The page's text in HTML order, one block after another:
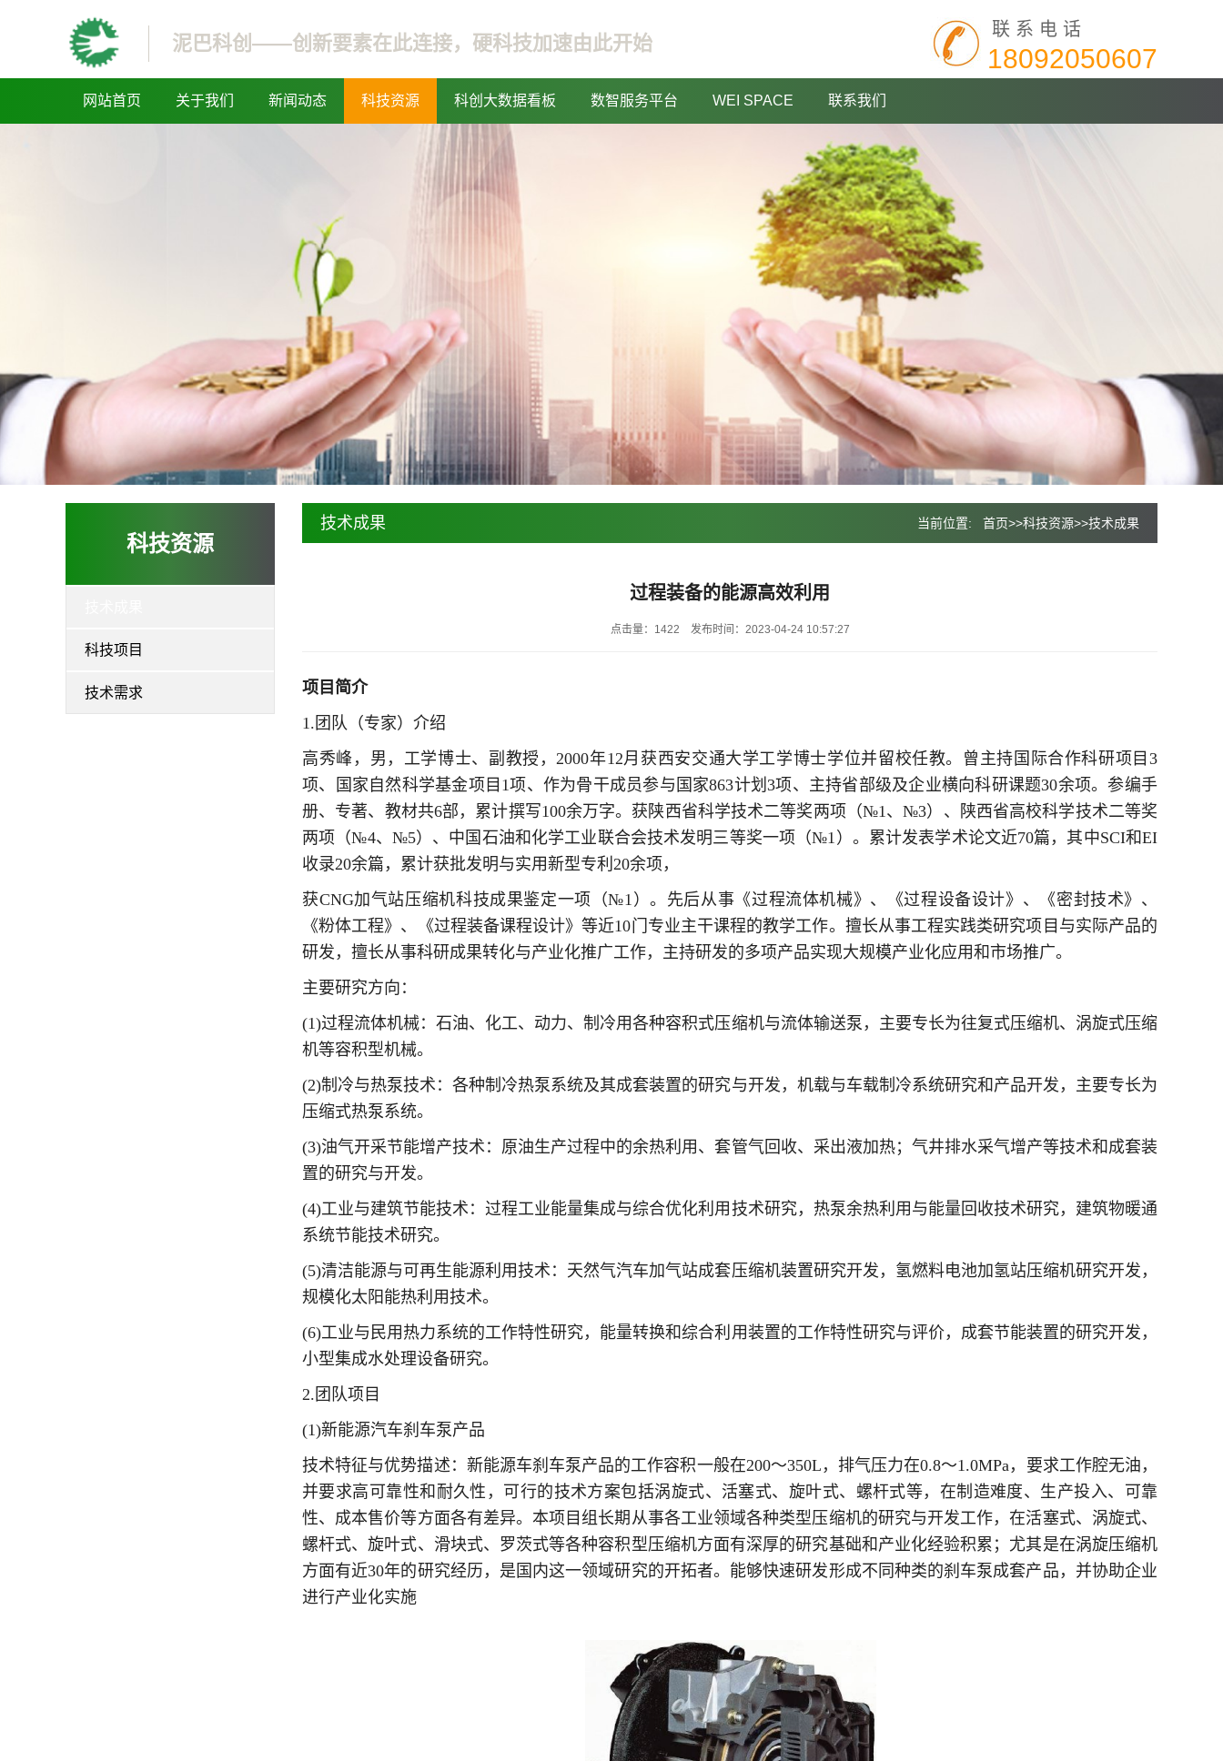
泥巴科创——创新要素在此连接，硬科技加速由此开始
联系电话
18092050607
网站首页 关于我们 新闻动态 科技资源 科创大数据看板 数智服务平台 WEI SPACE 联系我们
科技资源
科技项目
技术需求
技术成果 当前位置: 首页>>科技资源>>技术成果
过程装备的能源高效利用
点击量：1422 发布时间：2023-04-24 10:57:27
项目简介
1.团队（专家）介绍
高秀峰，男，工学博士、副教授，2000年12月获西安交通大学工学博士学位并留校任教。曾主持国际合作科研项目3
项、国家自然科学基金项目1项、作为骨干成员参与国家863计划3项、主持省部级及企业横向科研课题30余项。参编手
册、专著、教材共6部，累计撰写100余万字。获陕西省科学技术二等奖两项（№1、№3）、陕西省高校科学技术二等奖
两项（№4、№5）、中国石油和化学工业联合会技术发明三等奖一项（№1）。累计发表学术论文近70篇，其中SCI和EI
收录20余篇，累计获批发明与实用新型专利20余项，
获CNG加气站压缩机科技成果鉴定一项（№1）。先后从事《过程流体机械》、《过程设备设计》、《密封技术》、
《粉体工程》、《过程装备课程设计》等近10门专业主干课程的教学工作。擅长从事工程实践类研究项目与实际产品的
研发，擅长从事科研成果转化与产业化推广工作，主持研发的多项产品实现大规模产业化应用和市场推广。
主要研究方向：
(1)过程流体机械：石油、化工、动力、制冷用各种容积式压缩机与流体输送泵，主要专长为往复式压缩机、涡旋式压缩
机等容积型机械。
(2)制冷与热泵技术：各种制冷热泵系统及其成套装置的研究与开发，机载与车载制冷系统研究和产品开发，主要专长为
压缩式热泵系统。
(3)油气开采节能增产技术：原油生产过程中的余热利用、套管气回收、采出液加热；气井排水采气增产等技术和成套装
置的研究与开发。
(4)工业与建筑节能技术：过程工业能量集成与综合优化利用技术研究，热泵余热利用与能量回收技术研究，建筑物暖通
系统节能技术研究。
(5)清洁能源与可再生能源利用技术：天然气汽车加气站成套压缩机装置研究开发，氢燃料电池加氢站压缩机研究开发，
规模化太阳能热利用技术。
(6)工业与民用热力系统的工作特性研究，能量转换和综合利用装置的工作特性研究与评价，成套节能装置的研究开发，
小型集成水处理设备研究。
2.团队项目
(1)新能源汽车刹车泵产品
技术特征与优势描述：新能源车刹车泵产品的工作容积一般在200～350L，排气压力在0.8～1.0MPa，要求工作腔无油，
并要求高可靠性和耐久性，可行的技术方案包括涡旋式、活塞式、旋叶式、螺杆式等，在制造难度、生产投入、可靠
性、成本售价等方面各有差异。本项目组长期从事各工业领域各种类型压缩机的研究与开发工作，在活塞式、涡旋式、
螺杆式、旋叶式、滑块式、罗茨式等各种容积型压缩机方面有深厚的研究基础和产业化经验积累；尤其是在涡旋压缩机
方面有近30年的研究经历，是国内这一领域研究的开拓者。能够快速研发形成不同种类的刹车泵成套产品，并协助企业
进行产业化实施